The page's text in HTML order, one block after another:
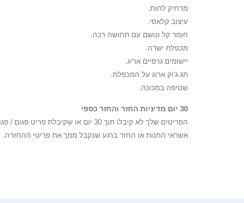
מרחיק לחות.
עיצוב קלאסי.
חומר קל ונושם עם תחושה רכה.
מכפלת ישרה.
יישומים גרפיים אריג.
תג ג'וק ארוג על המכפלת.
שטיפה במכונה.
30 יום מדיניות החזר והחזר כספי
הפריטים שלך לא קיבלו תוך 30 יום
אשראי החנות או החזר ברגע שנקבל ממך את פריטי ההחזרה.